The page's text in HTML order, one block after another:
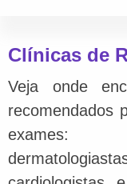
Clínicas de
Veja onde
recomendados
exames: